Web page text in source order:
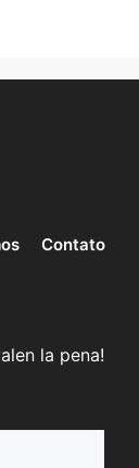
Contato
la pena!